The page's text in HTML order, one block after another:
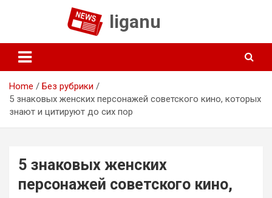
liganu
Home
Без рубрики
5 знаковых женских персонажей советского кино, которых
знают и цитируют до сих пор
5 знаковых женских
персонажей советского кино,